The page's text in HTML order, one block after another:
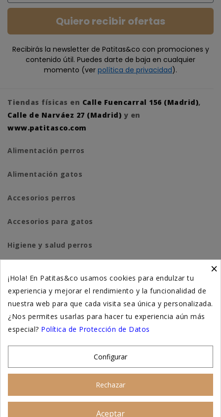
Quiero recibir ofertas
Recibirás la newsletter de Patitas&co con promociones y
contenido útil. Puedes darte de baja en cualquier
momento (ver política de privacidad).
Tiendas físicas en Calle Fuencarral 156 (Madrid),
Calle de Narváez 27 (Madrid) y en
www.patitasco.com
Alimentación perros
Alimentación gatos
Accesorios perros
Accesorios para gatos
Higiene y salud perros
Suplementación natural
Otros
×
¡Hola! En Patitas&co usamos cookies para endulzar tu
experiencia y mejorar el rendimiento y la funcionalidad de
nuestra web para que cada visita sea única y personalizada.
¿Nos permites usarlas para hacer tu experiencia aún más
especial? Política de Protección de Datos
Configurar
Rechazar
Aceptar